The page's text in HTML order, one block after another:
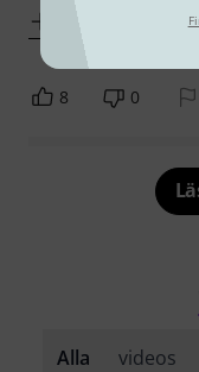
8 0
Alla videos